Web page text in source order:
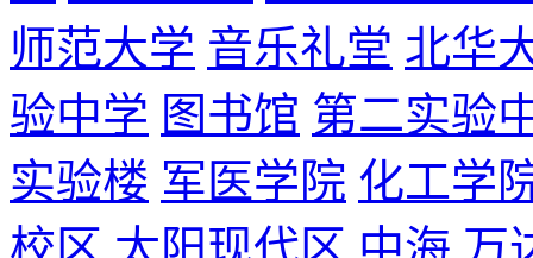
师范大学 音乐礼堂 北华
验中学 图书馆 第二实验
实验楼 军医学院 化工学